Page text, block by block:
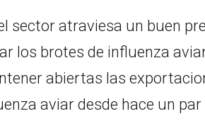
sector atraviesa un buen
los brotes de influenza
abiertas las
aviar desde hace un